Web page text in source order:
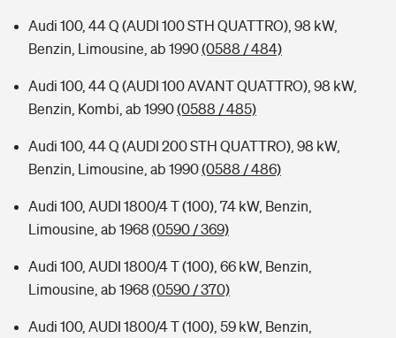
Audi 100, 44 Q (AUDI 100 STH QUATTRO), 98 kW,
Benzin, Limousine, ab 1990(0588 / 484)
Audi 100, 44 Q (AUDI 100 AVANT QUATTRO), 98 kW,
Benzin, Kombi, ab 1990(0588 / 485)
Audi 100, 44 Q (AUDI 200 STH QUATTRO), 98 kW,
Benzin, Limousine, ab 1990(0588 / 486)
Audi 100, AUDI 1800/4 T (100), 74 kW, Benzin,
Limousine, ab 1968 (0590 / 369)
Audi 100, AUDI 1800/4 T (100), 66 kW, Benzin,
Limousine, ab 1968 (0590 / 370)
Audi 100, AUDI 1800/4 T (100), 59 kW, Benzin,